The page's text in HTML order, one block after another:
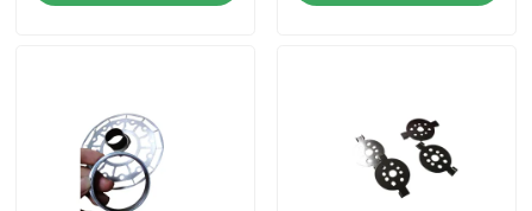
Mostra VR
applicazioni